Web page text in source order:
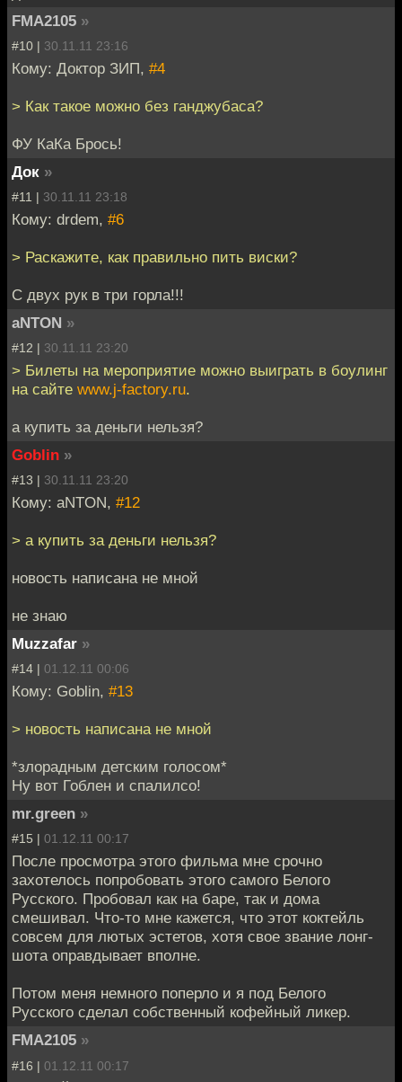
FMA2105 »
#10 | 30.11.11 23:16
Кому: Доктор ЗИП, #4
> Как такое можно без ганджубаса?
ФУ КаКа Брось!
Док »
#11 | 30.11.11 23:18
Кому: drdem, #6
> Раскажите, как правильно пить виски?
С двух рук в три горла!!!
aNTON »
#12 | 30.11.11 23:20
> Билеты на мероприятие можно выиграть в боулинг
на сайте www.j-factory.ru.
а купить за деньги нельзя?
Goblin »
#13 | 30.11.11 23:20
Кому: aNTON, #12
> а купить за деньги нельзя?
новость написана не мной
не знаю
Muzzafar »
#14 | 01.12.11 00:06
Кому: Goblin, #13
> новость написана не мной
*злорадным детским голосом*
Ну вот Гоблен и спалилсо!
mr.green »
#15 | 01.12.11 00:17
После просмотра этого фильма мне срочно
захотелось попробовать этого самого Белого
Русского. Пробовал как на баре, так и дома
смешивал. Что-то мне кажется, что этот коктейль
совсем для лютых эстетов, хотя свое звание лонг-
шота оправдывает вполне.
Потом меня немного поперло и я под Белого
Русского сделал собственный кофейный ликер.
FMA2105 »
#16 | 01.12.11 00:17